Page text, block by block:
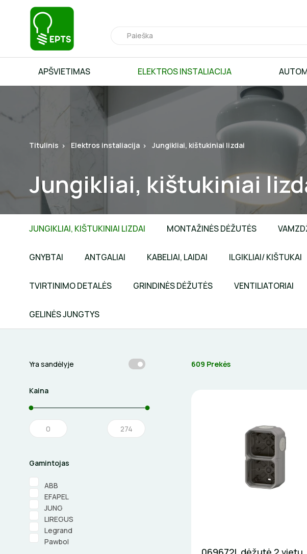
APŠVIETIMAS ELEKTROS INSTALIACIJA
Titulinis Elektros instaliacija Jungikliai, kištukiniai lizdai
Jungikliai, kištukiniai
JUNGIKLIAI, KIŠTUKINIAI LIZDAI MONTAŽINĖS DĖŽUTĖS
GNYBTAI ANTGALIAI KABELIAI, LAIDAI ILGIKLIAI/ KIŠTUKAI
TVIRTINIMO DETALĖS GRINDINĖS DĖŽUTĖS VENTILIATORIAI
GELINĖS JUNGTYS
Yra sandėlyje
Kaina
Gamintojas
ABB
EFAPEL
JUNG
LIREGUS
Legrand
Pawbol
609 Prekės